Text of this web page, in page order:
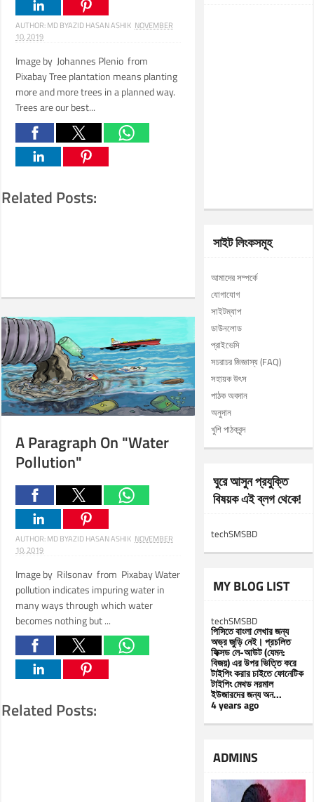
AUTHOR:MD BYAZID HASAN ASHIK NOVEMBER
10, 2019
Image by Johannes Plenio from
Pixabay Tree plantation means planting
more and more trees in a planned way.
Trees are our best...
Related Posts:
A Paragraph On "Water
Pollution"
AUTHOR:MD BYAZID HASAN ASHIK NOVEMBER
10, 2019
Image by Rilsonav from Pixabay Water
pollution indicates impuring water in
many ways through which water
becomes nothing but ...
Related Posts:
সাইট লিংকসমূহ
আমাদের সম্পর্কে
যোগাযোগ
সাইটম্যাপ
ডাউনলোড
প্রাইভেসি
সচরাচর জিজ্ঞাস্য (FAQ)
সহায়ক উৎস
পাঠক অবদান
অনুদান
খুশি পাঠকবৃন্দ
ঘুরে আসুন প্রযুক্তি
বিষয়ক এই ব্লগ থেকে!
techSMSBD
MY BLOG LIST
techSMSBD
পিসিতে বাংলা লেখার জন্য
অভ্র জুড়ি নেই। প্রচলিত
ফিক্সড লে-আউট (যেমন:
বিজয়) এর উপর ভিত্তি করে
টাইপিং করার চাইতে ফোনেটিক
টাইপিং মেথড নরমাল
ইউজারদের জন্য অন...
4 years ago
ADMINS